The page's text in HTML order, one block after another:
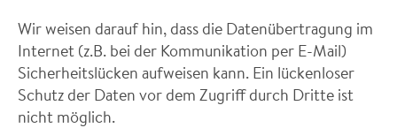
Wir weisen darauf hin, dass die Datenübertragung im
Internet (z.B. bei der Kommunikation per E-Mail)
Sicherheitslücken aufweisen kann. Ein lückenloser
Schutz der Daten vor dem Zugriff durch Dritte ist
nicht möglich.